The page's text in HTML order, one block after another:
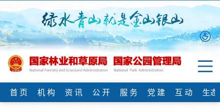
首 页 机 构 资 讯 公 开 服 务 党 建 互 动
生